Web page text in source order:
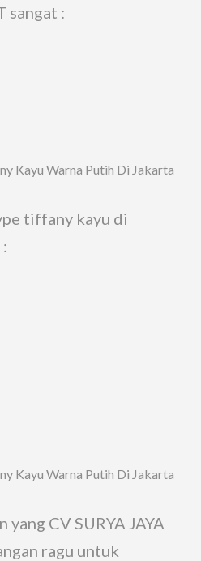
sangat :
tiffany kayu di
CV SURYA JAYA
ragu untuk